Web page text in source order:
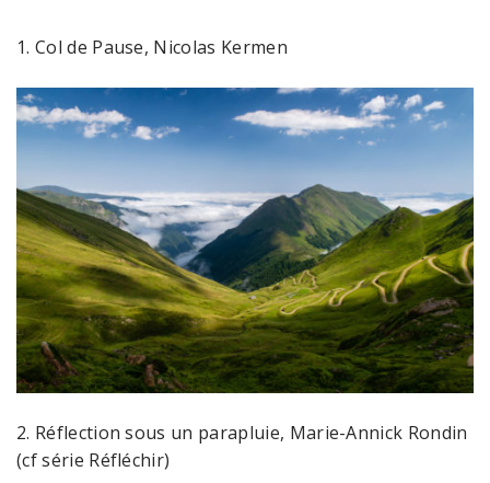
1. Col de Pause, Nicolas Kermen
2. Réflection sous un parapluie, Marie-Annick Rondin
(cf série Réfléchir)